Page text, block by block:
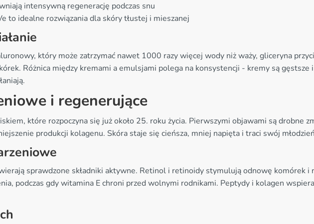
intensywną regenerację podczas snu
to idealne rozwiązania dla skóry tłustej i mieszanej
który może zatrzymać nawet 1000 razy więcej wody niż waży, gliceryna
Różnica między kremami a emulsjami polega na konsystencji - kremy są gęstsze
i regenerujące
które rozpoczyna się już około 25. roku życia. Pierwszymi objawami są drobne
produkcji kolagenu. Skóra staje się cieńsza, mniej napięta i traci swój
sprawdzone składniki aktywne. Retinol i retinoidy stymulują odnowę komórek i
podczas gdy witamina E chroni przed wolnymi rodnikami. Peptydy i kolagen